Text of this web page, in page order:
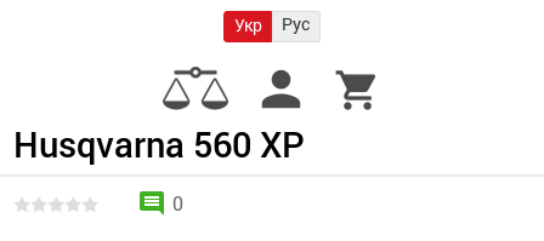
Укр Рус
person shopping_cart
Husqvarna 560 XP
comment 0